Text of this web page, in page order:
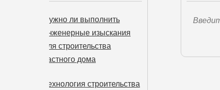
Нужно ли выполнить
инженерные изыскания
для строительства
частного дома
Технология строительства